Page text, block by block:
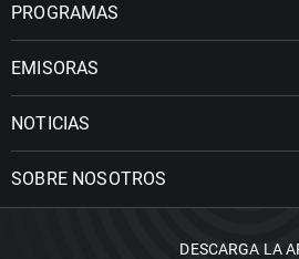
PROGRAMAS
EMISORAS
NOTICIAS
SOBRE NOSOTROS
DESCARGA LA